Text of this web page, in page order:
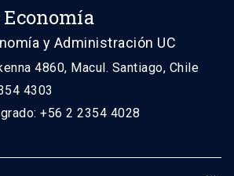
y Administración UC
4860, Macul. Santiago, Chile
4303
+56 2 2354 4028